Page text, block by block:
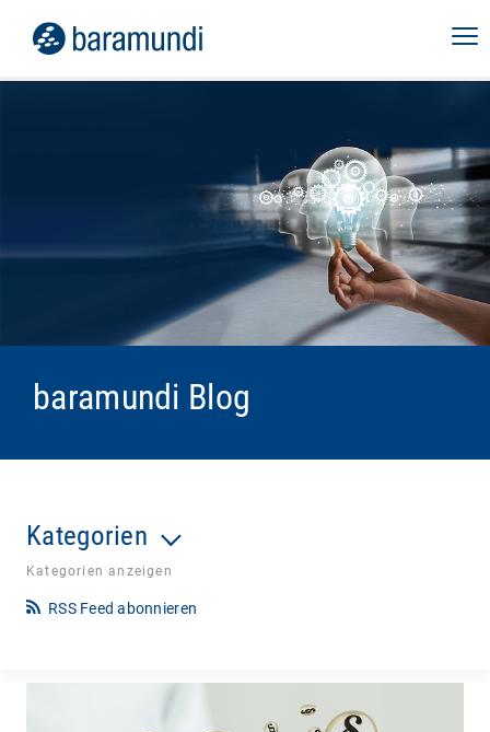
baramundi Blog
Kategorien
Kategorien anzeigen
RSS Feed abonnieren